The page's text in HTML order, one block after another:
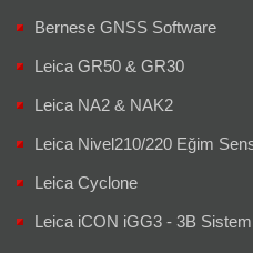
Bernese GNSS Software
Leica GR50 & GR30
Leica NA2 & NAK2
Leica Nivel210/220 Eğim
Leica Cyclone
Leica iCON iGG3 - 3B Sistem